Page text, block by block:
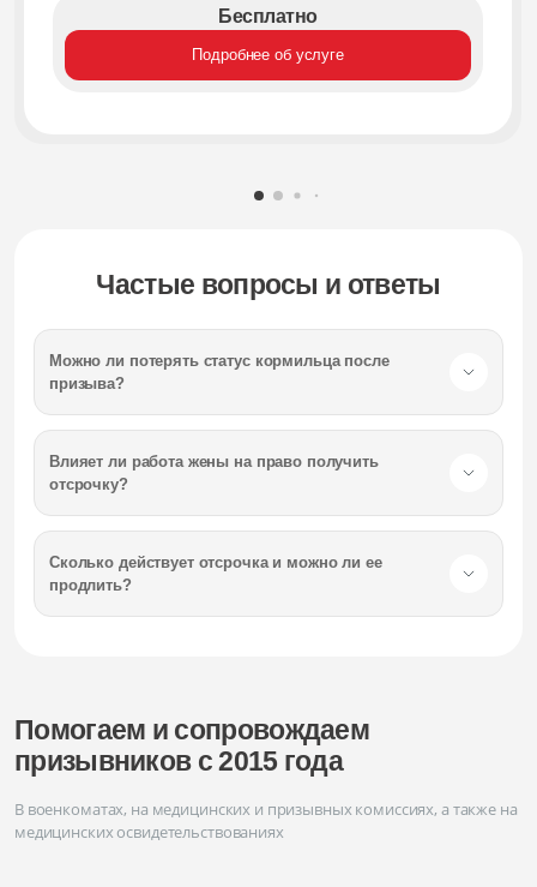
Бесплатно
Подробнее об услуге
Частые вопросы и ответы
Можно ли потерять статус кормильца после
призыва?
Влияет ли работа жены на право получить
отсрочку?
Сколько действует отсрочка и можно ли ее
продлить?
Помогаем и сопровождаем
призывников с 2015 года
В военкоматах, на медицинских и призывных комиссиях, а также на
медицинских освидетельствованиях